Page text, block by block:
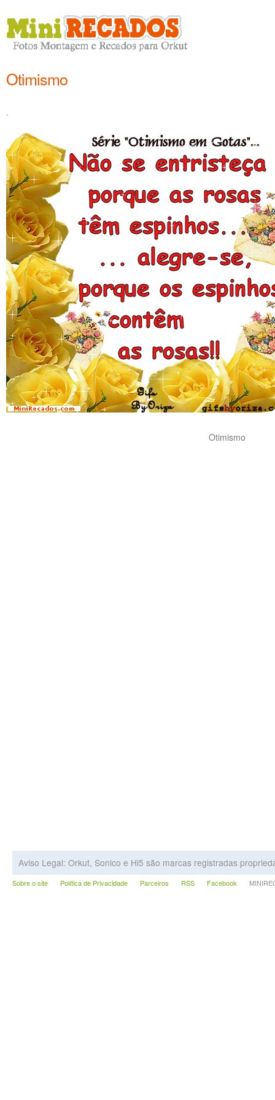
Otimismo
.
Otimismo
Aviso Legal: Orkut, Sonico e Hi5 são marcas registradas
Sobre o site Política de Privacidade Parceiros RSS Facebook